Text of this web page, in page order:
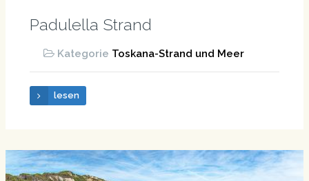
Padulella Strand
Kategorie Toskana-Strand und Meer
lesen